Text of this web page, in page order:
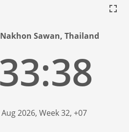
Sawan, Thailand
2026, Week 32, +07